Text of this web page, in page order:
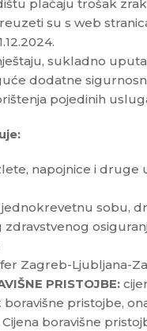
plaćaju trošak
su s web
sukladno
dodatne
pojedinih
napojnice i druge
sobu,
Zagreb-Ljubljana-
PRISTOJBE:
pristojbe,
boravišne